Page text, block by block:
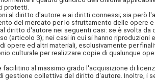
protetti.
diritto d'autore e ai diritti connessi; sia però
del mercato per lo sfruttamento delle opere e
d'autore nei seguenti casi: se è svolta da
3); nei casi in cui si hanno
ed altri materiali, esclusivamente per
per realizzare copie di qualunque
al massimo grado l'acquisizione di
collettiva del diritto d'autore. Inoltre, i